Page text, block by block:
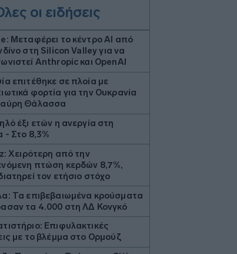
οι ειδήσεις
Μεταφέρει το κέντρο ΑΙ από
στη Silicon Valley για να
Anthropic και OpenAI
επιτέθηκε σε πλοία με
φορτία για την Ουκρανία
Θάλασσα
έξι ετών η ανεργία στη
- Στο 8,3%
Χειρότερη από την
πτώση κερδών 8,7%,
τον ετήσιο στόχο
Τα επιβεβαιωμένα κρούσματα
τα 4.000 στη ΛΔ Κονγκό
Επιφυλακτικές
με το βλέμμα στο Ορμούζ